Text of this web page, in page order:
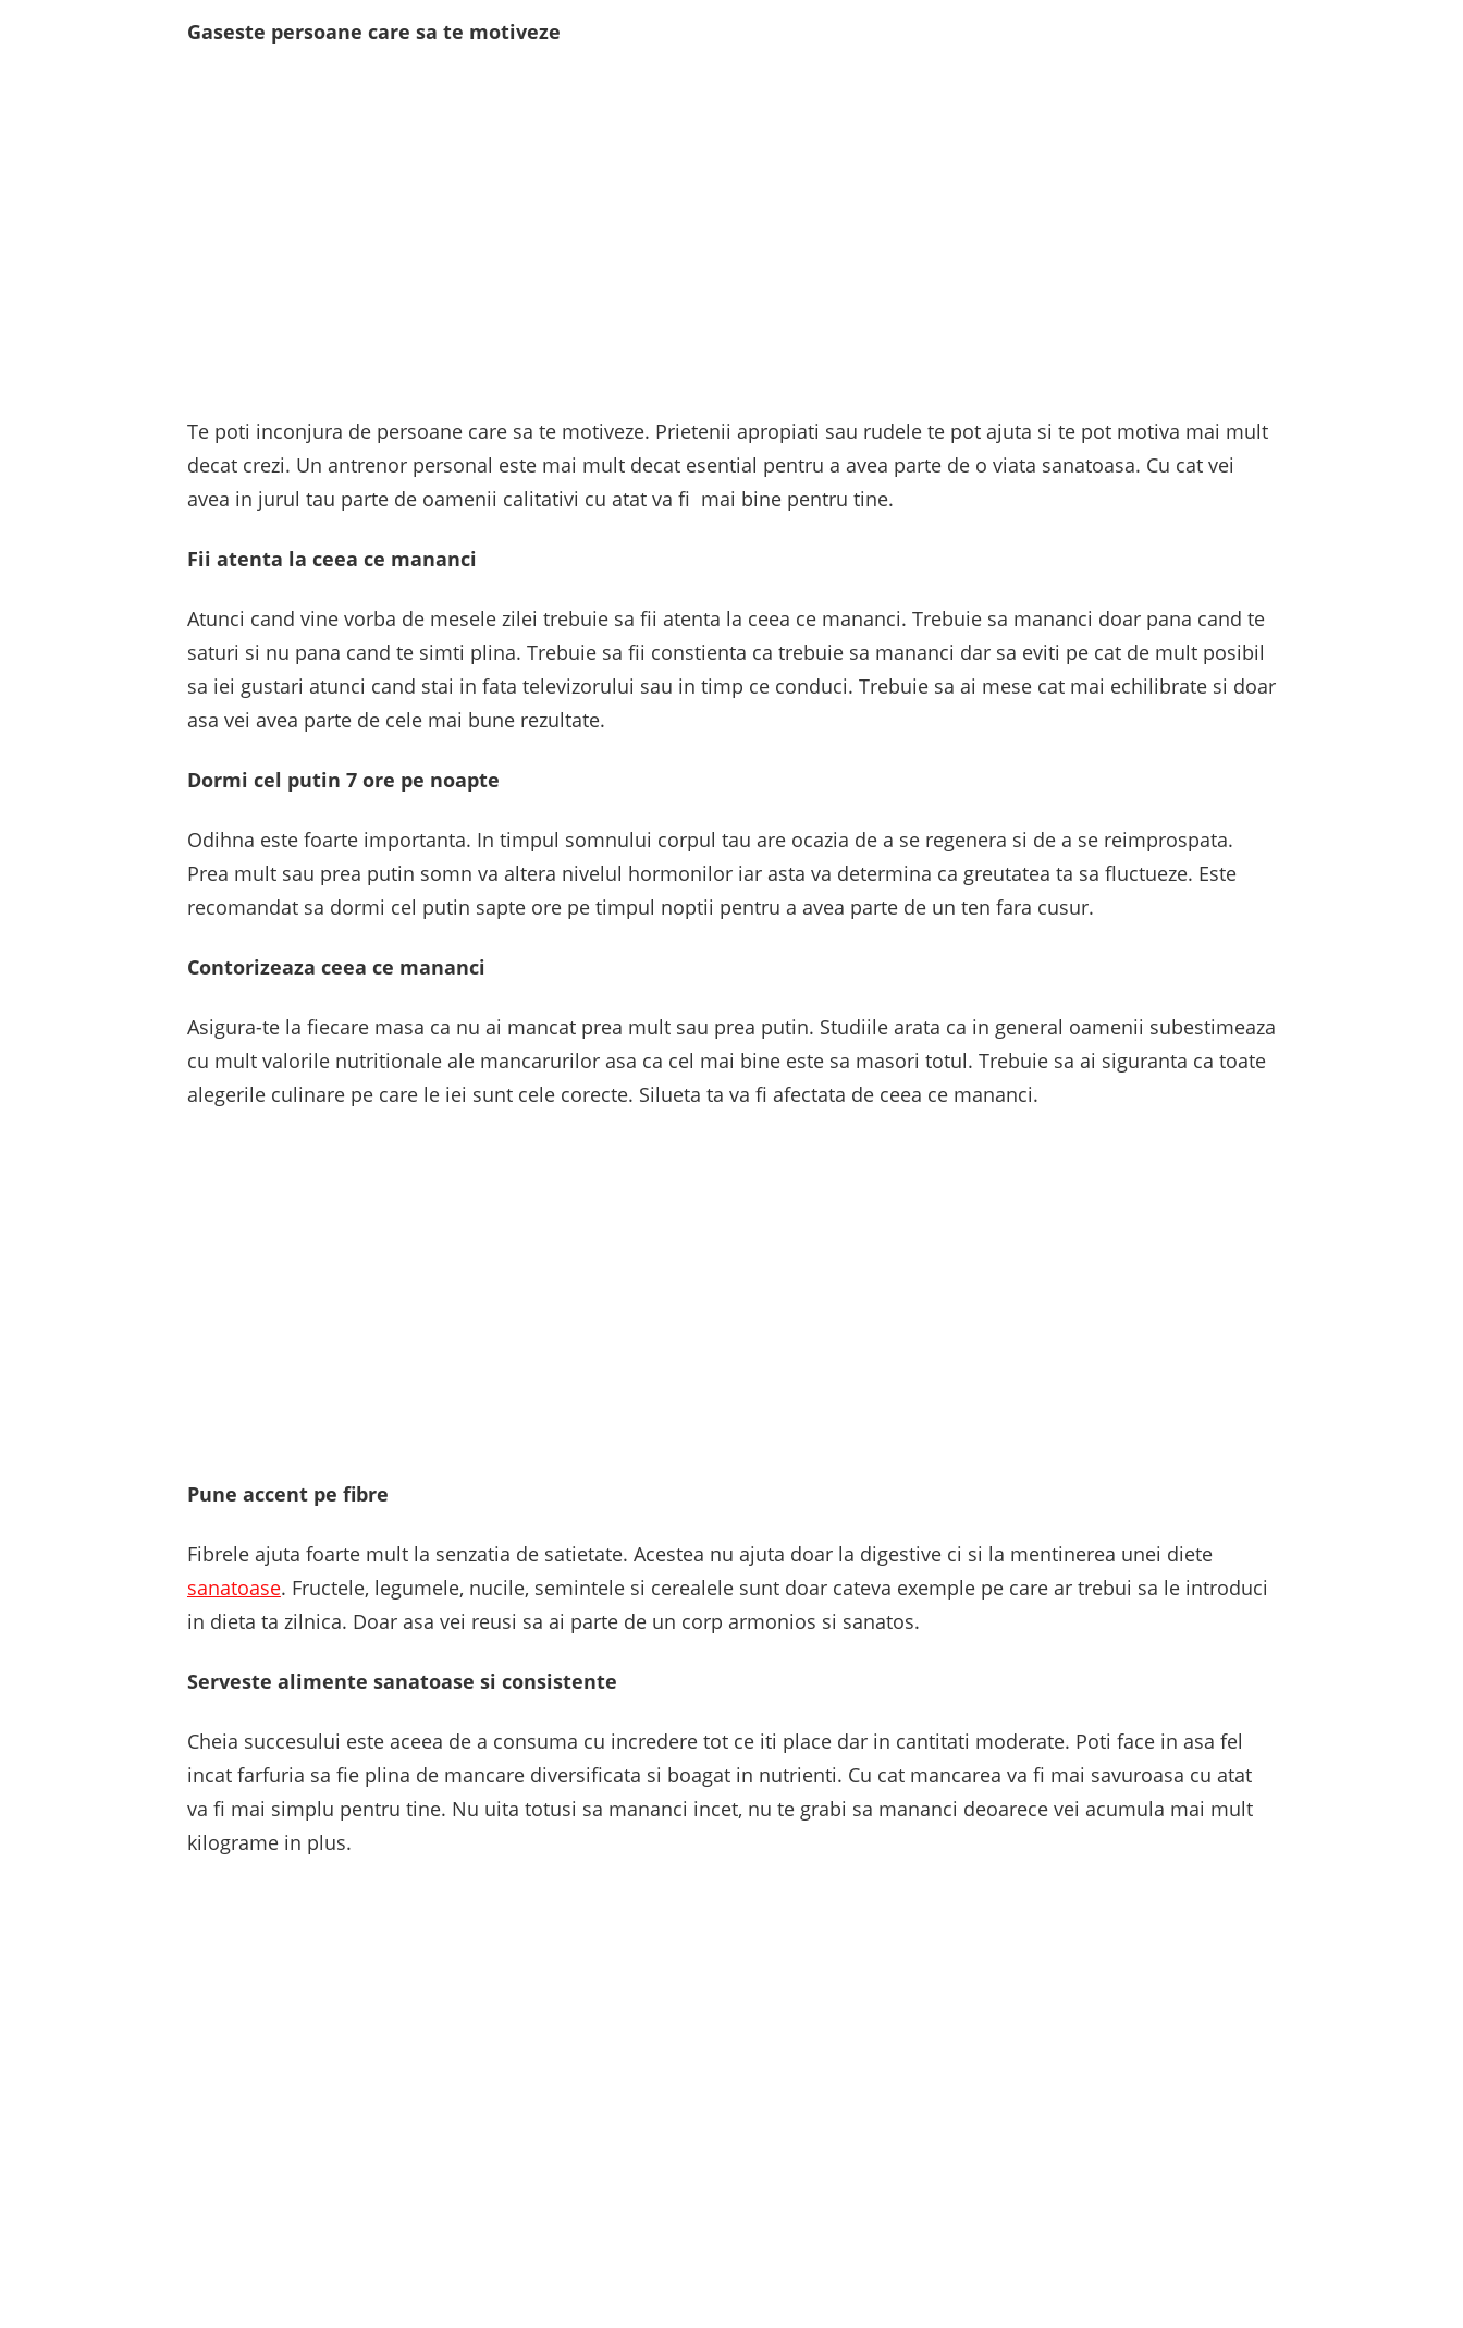
Gaseste persoane care sa te motiveze
Te poti inconjura de persoane care sa te motiveze. Prietenii apropiati sau rudele te pot ajuta si te pot motiva mai mult
decat crezi. Un antrenor personal este mai mult decat esential pentru a avea parte de o viata sanatoasa. Cu cat vei
avea in jurul tau parte de oamenii calitativi cu atat va fi mai bine pentru tine.
Fii atenta la ceea ce mananci
Atunci cand vine vorba de mesele zilei trebuie sa fii atenta la ceea ce mananci. Trebuie sa mananci doar pana cand te
saturi si nu pana cand te simti plina. Trebuie sa fii constienta ca trebuie sa mananci dar sa eviti pe cat de mult posibil
sa iei gustari atunci cand stai in fata televizorului sau in timp ce conduci. Trebuie sa ai mese cat mai echilibrate si doar
asa vei avea parte de cele mai bune rezultate.
Dormi cel putin 7 ore pe noapte
Odihna este foarte importanta. In timpul somnului corpul tau are ocazia de a se regenera si de a se reimprospata.
Prea mult sau prea putin somn va altera nivelul hormonilor iar asta va determina ca greutatea ta sa fluctueze. Este
recomandat sa dormi cel putin sapte ore pe timpul noptii pentru a avea parte de un ten fara cusur.
Contorizeaza ceea ce mananci
Asigura-te la fiecare masa ca nu ai mancat prea mult sau prea putin. Studiile arata ca in general oamenii subestimeaza
cu mult valorile nutritionale ale mancarurilor asa ca cel mai bine este sa masori totul. Trebuie sa ai siguranta ca toate
alegerile culinare pe care le iei sunt cele corecte. Silueta ta va fi afectata de ceea ce mananci.
Pune accent pe fibre
Fibrele ajuta foarte mult la senzatia de satietate. Acestea nu ajuta doar la digestive ci si la mentinerea unei diete
sanatoase. Fructele, legumele, nucile, semintele si cerealele sunt doar cateva exemple pe care ar trebui sa le introduci
in dieta ta zilnica. Doar asa vei reusi sa ai parte de un corp armonios si sanatos.
Serveste alimente sanatoase si consistente
Cheia succesului este aceea de a consuma cu incredere tot ce iti place dar in cantitati moderate. Poti face in asa fel
incat farfuria sa fie plina de mancare diversificata si boagat in nutrienti. Cu cat mancarea va fi mai savuroasa cu atat
va fi mai simplu pentru tine. Nu uita totusi sa mananci incet, nu te grabi sa mananci deoarece vei acumula mai mult
kilograme in plus.